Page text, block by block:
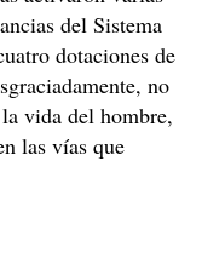
del Sistema
dotaciones de
no
vida del hombre,
las vías que